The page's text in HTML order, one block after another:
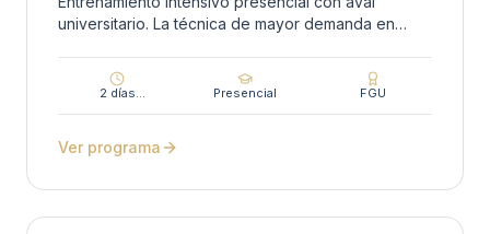
universitario. La técnica de mayor demanda en
corporal en 2 días.
2 días
Presencial FGU
Ver programa